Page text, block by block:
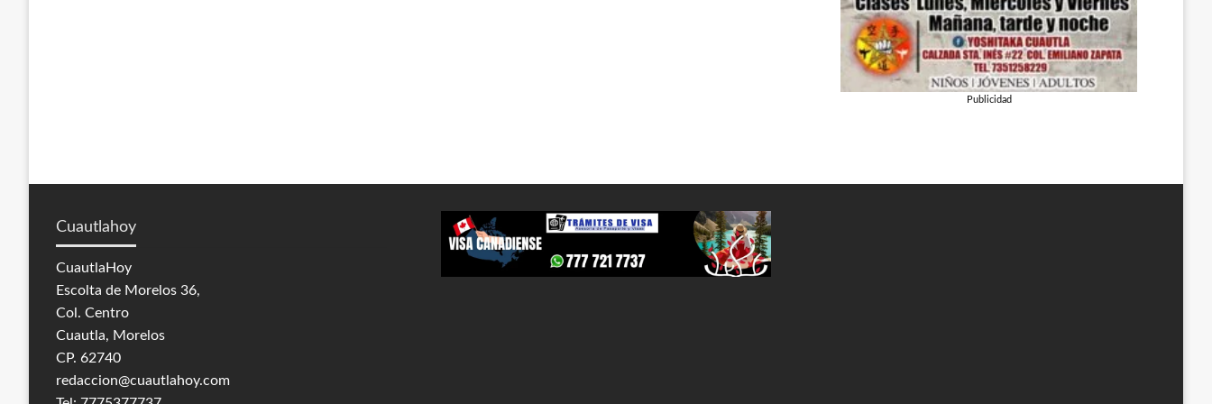
Publicidad
Cuautlahoy
CuautlaHoy
Escolta de Morelos 36,
Col. Centro
Cuautla, Morelos
CP. 62740
redaccion@cuautlahoy.com